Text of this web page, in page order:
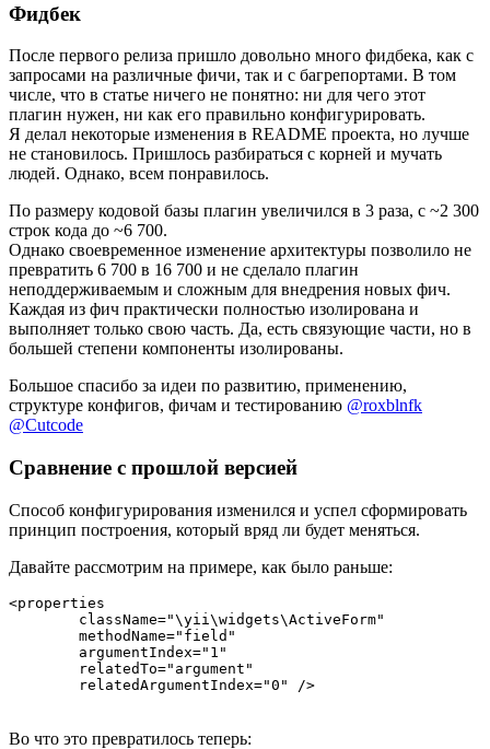
Фидбек
После первого релиза пришло довольно много фидбека, как с
запросами на различные фичи, так и с багрепортами. В том
числе, что в статье ничего не понятно: ни для чего этот
плагин нужен, ни как его правильно конфигурировать.
Я делал некоторые изменения в README проекта, но лучше
не становилось. Пришлось разбираться с корней и мучать
людей. Однако, всем понравилось.
По размеру кодовой базы плагин увеличился в 3 раза, с ~2 300
строк кода до ~6 700.
Однако своевременное изменение архитектуры позволило не
превратить 6 700 в 16 700 и не сделало плагин
неподдерживаемым и сложным для внедрения новых фич.
Каждая из фич практически полностью изолирована и
выполняет только свою часть. Да, есть связующие части, но в
большей степени компоненты изолированы.
Большое спасибо за идеи по развитию, применению,
структуре конфигов, фичам и тестированию @roxblnfk
@Cutcode
Сравнение с прошлой версией
Способ конфигурирования изменился и успел сформировать
принцип построения, который вряд ли будет меняться.
Давайте рассмотрим на примере, как было раньше:
<properties
Во что это превратилось теперь: